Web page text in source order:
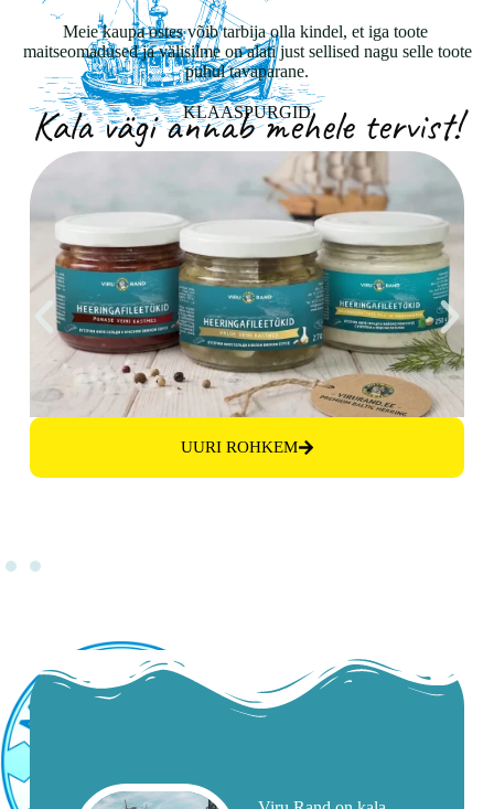
Meie kaupa ostes võib tarbija olla kindel, et iga toote
maitseomadused ja välisilme on alati just sellised nagu selle toote
puhul tavaparane.
VANNIKESED
Mugavad “vannikesed”
ka pidulauale!